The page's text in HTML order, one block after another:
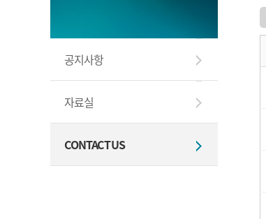
공지사항
자료실
CONTACT US